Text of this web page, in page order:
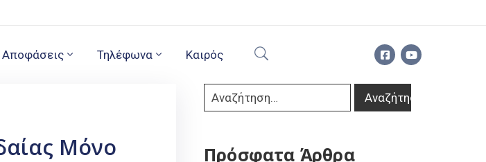
Αποφάσεις Τηλέφωνα Καιρός
Μόνο
Πρόσφατα Άρθρα